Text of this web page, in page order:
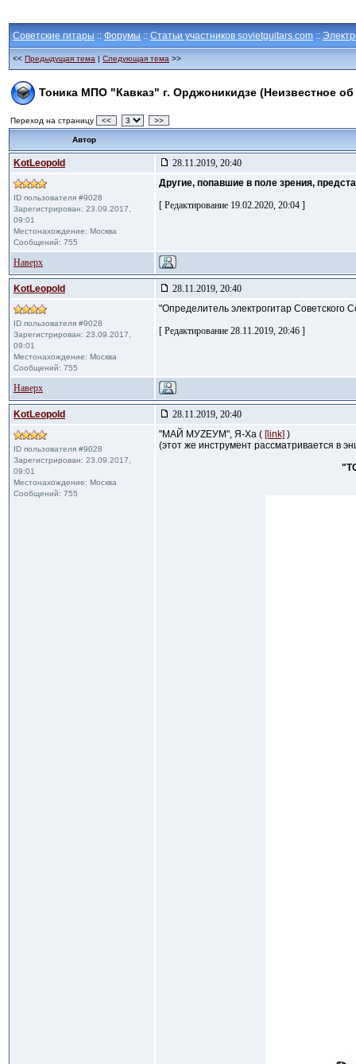
Советские гитары :: Форумы :: Статьи участников sovietguitars.com ::
<< Предыдущая тема | Следующая тема >>
Тоника МПО "Кавказ" г. Орджоникидзе (Неизвестное об
Переход на страницу << >>
Автор
KotLeopold 28.11.2019, 20:40
ID пользователя #9028
Зарегистрирован: 23.09.2017,
09:01
Местонахождение: Москва
Сообщений: 755
Другие, попавшие в поле зрения,
[ Редактирование 19.02.2020, 20:04 ]
Наверх
KotLeopold 28.11.2019, 20:40
ID пользователя #9028
Зарегистрирован: 23.09.2017,
09:01
Местонахождение: Москва
Сообщений: 755
"Определитель электрогитар Советского
[ Редактирование 28.11.2019, 20:46 ]
Наверх
KotLeopold 28.11.2019, 20:40
ID пользователя #9028
Зарегистрирован: 23.09.2017,
09:01
Местонахождение: Москва
Сообщений: 755
"МАЙ МУZЕУМ", Я-Ха ( [link] )
(этот же инструмент рассматривается в